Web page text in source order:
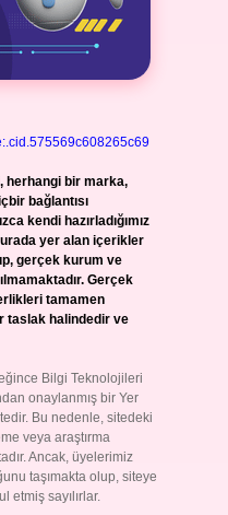
herhangi bir marka,
bağlantısı
kendi hazırladığımız
yer alan içerikler
gerçek kurum ve
Gerçek
tamamen
taslak halindedir ve
Bilgi Teknolojileri
onaylanmış bir Yer
Bu nedenle, sitedeki
veya araştırma
Ancak, üyelerimiz
taşımakta olup, siteye
etmiş sayılırlar.